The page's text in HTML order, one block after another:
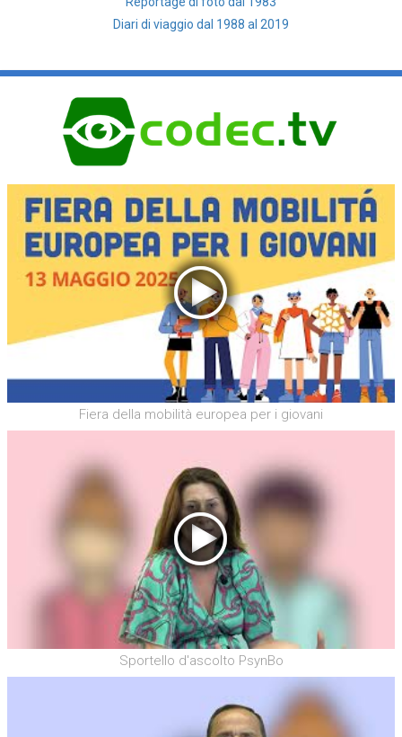
Diari di viaggio dal 1988 al 2019
Fiera della mobilità europea per i giovani
Sportello d'ascolto PsynBo